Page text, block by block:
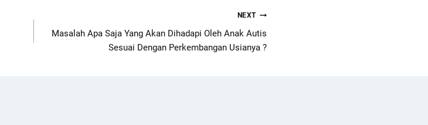
NEXT
Masalah Apa Saja Yang Akan Dihadapi Oleh Anak Autis
Sesuai Dengan Perkembangan Usianya ?